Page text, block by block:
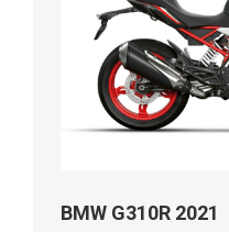
BMW G310R 2021